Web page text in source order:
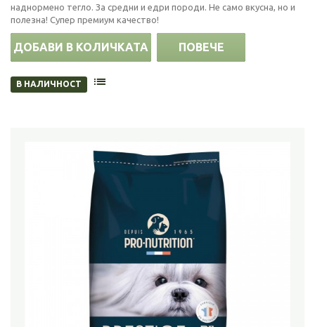
наднормено тегло. За средни и едри породи. Не само вкусна, но и
полезна! Супер премиум качество!
ДОБАВИ В КОЛИЧКАТА ПОВЕЧЕ
В НАЛИЧНОСТ